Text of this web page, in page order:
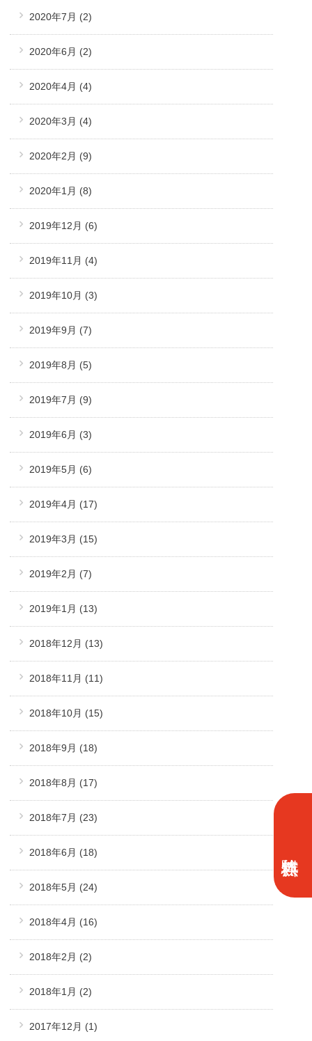
2020年7月 (2)
2020年6月 (2)
2020年4月 (4)
2020年3月 (4)
2020年2月 (9)
2020年1月 (8)
2019年12月 (6)
2019年11月 (4)
2019年10月 (3)
2019年9月 (7)
2019年8月 (5)
2019年7月 (9)
2019年6月 (3)
2019年5月 (6)
2019年4月 (17)
2019年3月 (15)
2019年2月 (7)
2019年1月 (13)
2018年12月 (13)
2018年11月 (11)
2018年10月 (15)
2018年9月 (18)
2018年8月 (17)
2018年7月 (23)
2018年6月 (18)
2018年5月 (24)
2018年4月 (16)
2018年2月 (2)
2018年1月 (2)
2017年12月 (1)